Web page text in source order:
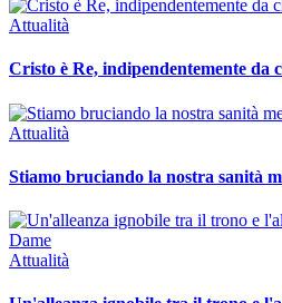
Attualità
Cristo è Re, indipendentemente da
Attualità
Stiamo bruciando la nostra sanità
Attualità